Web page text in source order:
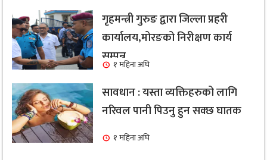
गृहमन्त्री गुरुङ द्वारा जिल्ला प्रहरी
कार्यालय,मोरङको निरीक्षण कार्य
सम्पन्न१ महिना अघि
सावधान : यस्ता व्यक्तिहरुको लागि
नरिवल पानी पिउनु हुन सक्छ घातक
१ महिना अघि